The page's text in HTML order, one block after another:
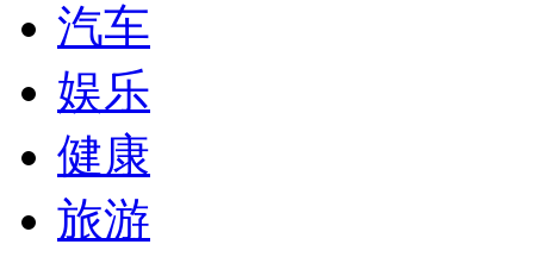
汽车
娱乐
健康
旅游